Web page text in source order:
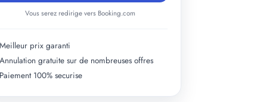
Vous serez redirige vers Booking.com
Meilleur prix garanti
Annulation gratuite sur de nombreuses offres
Paiement 100% securise